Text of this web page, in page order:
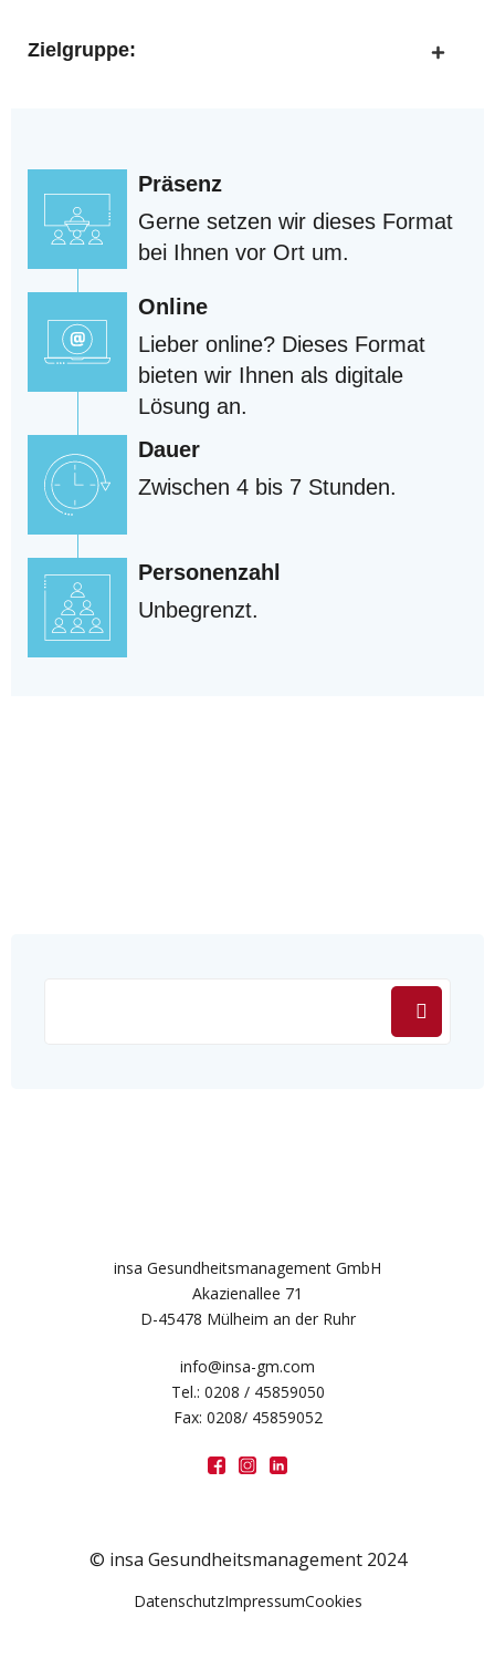
Zielgruppe:
Präsenz
Gerne setzen wir dieses Format
bei Ihnen vor Ort um.
Online
Lieber online? Dieses Format
bieten wir Ihnen als digitale
Lösung an.
Dauer
Zwischen 4 bis 7 Stunden.
Personenzahl
Unbegrenzt.
insa Gesundheitsmanagement GmbH
Akazienallee 71
D-45478 Mülheim an der Ruhr
info@insa-gm.com
Tel.: 0208 / 45859050
Fax: 0208/ 45859052
© insa Gesundheitsmanagement 2024
DatenschutzImpressumCookies